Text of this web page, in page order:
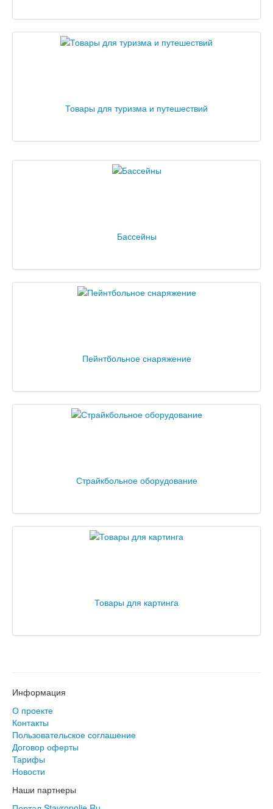
Товары для туризма и путешествий
Бассейны
Пейнтбольное снаряжение
Страйкбольное оборудование
Товары для картинга
Информация
О проекте
Контакты
Пользовательское соглашение
Договор оферты
Тарифы
Новости
Наши партнеры